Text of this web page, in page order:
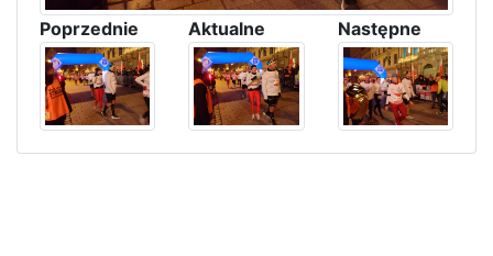
Poprzednie Aktualne Następne